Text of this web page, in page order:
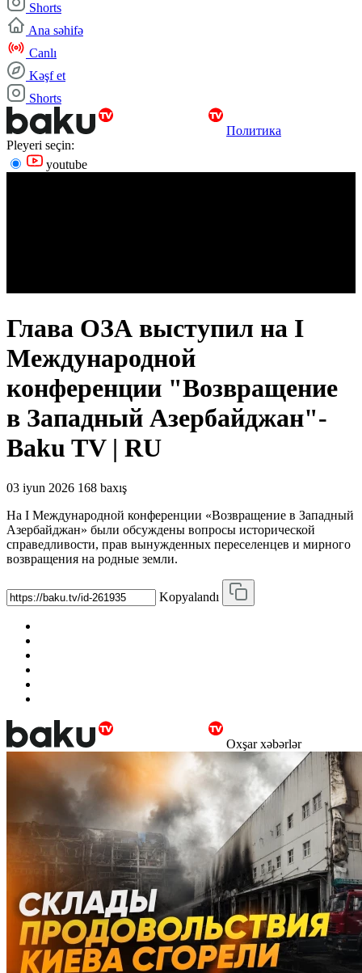
Shorts
Ana səhifə
Canlı
Kəşf et
Shorts
Политика
Pleyeri seçin:
youtube
Глава ОЗА выступил на I
Международной
конференции "Возвращение
в Западный Азербайджан"-
Baku TV | RU
03 iyun 2026 168 baxış
На I Международной конференции «Возвращение в Западный
Азербайджан» были обсуждены вопросы исторической
справедливости, прав вынужденных переселенцев и мирного
возвращения на родные земли.
Kopyalandı
Oxşar xəbərlər